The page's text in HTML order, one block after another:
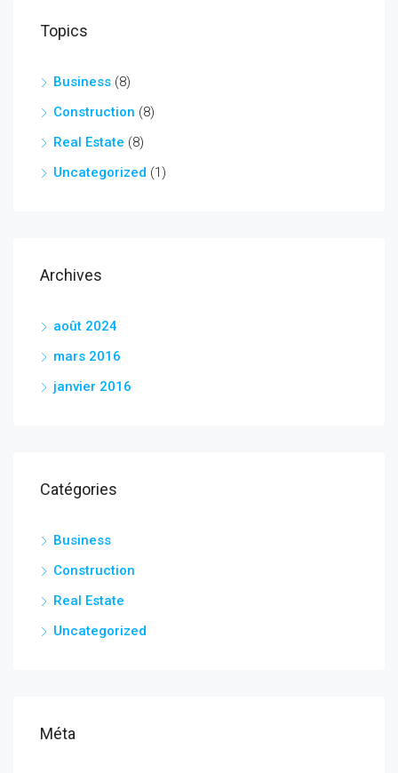
Topics
Business (8)
Construction (8)
Real Estate (8)
Uncategorized (1)
Archives
août 2024
mars 2016
janvier 2016
Catégories
Business
Construction
Real Estate
Uncategorized
Méta